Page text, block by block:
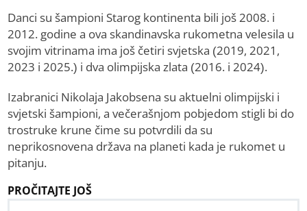
Danci su šampioni Starog kontinenta bili još 2008. i
2012. godine a ova skandinavska rukometna velesila u
svojim vitrinama ima još četiri svjetska (2019, 2021,
2023 i 2025.) i dva olimpijska zlata (2016. i 2024).
Izabranici Nikolaja Jakobsena su aktuelni olimpijski i
svjetski šampioni, a večerašnjom pobjedom stigli bi do
trostruke krune čime su potvrdili da su
neprikosnovena država na planeti kada je rukomet u
pitanju.
PROČITAJTE JOŠ